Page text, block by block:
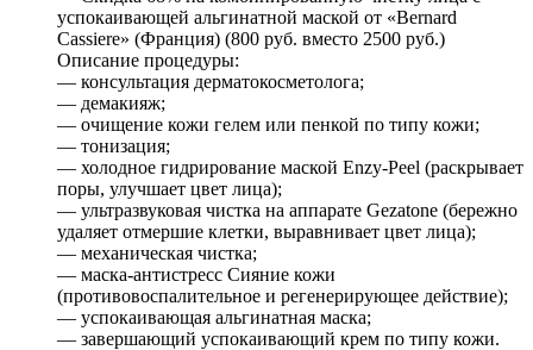
успокаивающей альгинатной маской от «Bernard
Cassiere» (Франция) (800 руб. вместо 2500 руб.)
Описание процедуры:
— консультация дерматокосметолога;
— демакияж;
— очищение кожи гелем или пенкой по типу кожи;
— тонизация;
— холодное гидрирование маской Enzy-Peel (раскрывает
поры, улучшает цвет лица);
— ультразвуковая чистка на аппарате Gezatone (бережно
удаляет отмершие клетки, выравнивает цвет лица);
— механическая чистка;
— маска-антистресс Сияние кожи
(противовоспалительное и регенерирующее действие);
— успокаивающая альгинатная маска;
— завершающий успокаивающий крем по типу кожи.